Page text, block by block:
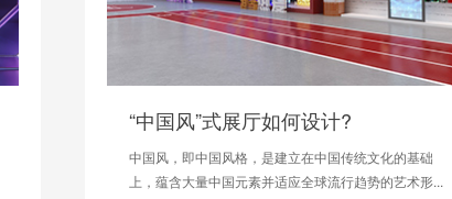
“中国风”式展厅如何设计?
中国风，即中国风格，是建立在中国传统文化的基础
上，蕴含大量中国元素并适应全球流行趋势的艺术形...